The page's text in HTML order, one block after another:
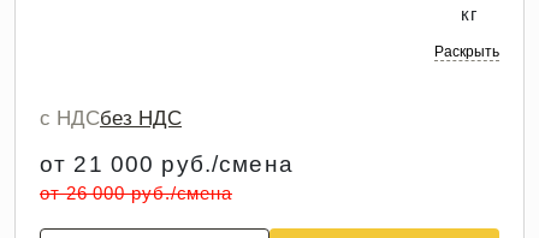
кг
Раскрыть
с НДСбез НДС
от 21 000 руб./смена
от 26 000 руб./смена